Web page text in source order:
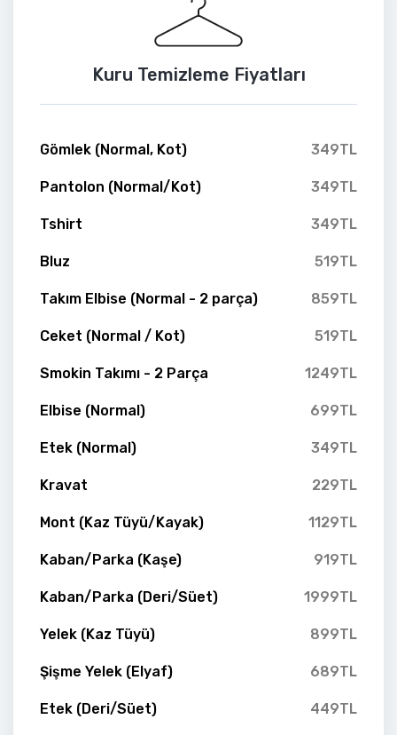
Kuru Temizleme Fiyatları
Gömlek (Normal, Kot) 349TL
Pantolon (Normal/Kot) 349TL
Tshirt 349TL
Bluz 519TL
Takım Elbise (Normal - 2 parça) 859TL
Ceket (Normal / Kot) 519TL
Smokin Takımı - 2 Parça 1249TL
Elbise (Normal) 699TL
Etek (Normal) 349TL
Kravat 229TL
Mont (Kaz Tüyü/Kayak) 1129TL
Kaban/Parka (Kaşe) 919TL
Kaban/Parka (Deri/Süet) 1999TL
Yelek (Kaz Tüyü) 899TL
Şişme Yelek (Elyaf) 689TL
Etek (Deri/Süet) 449TL